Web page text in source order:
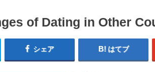
of Dating in Other
シェア はてブ